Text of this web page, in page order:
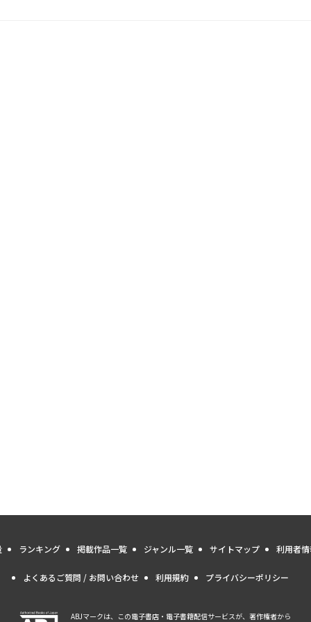
ランキング 掲載作品一覧 ジャンル一覧 サイトマップ 利用者
よくあるご質問 / お問い合わせ 利用規約 プライバシーポリシー
ABJマークは、この電子書店・電子書籍配信サービスが、著作権者から